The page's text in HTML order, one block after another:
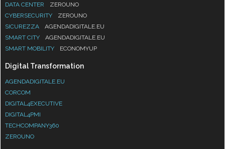
DATA CENTER
ZEROUNO
CYBERSECURITY
ZEROUNO
SICUREZZA
AGENDADIGITALE.EU
SMART CITY
AGENDADIGITALE.EU
SMART MOBILITY
ECONOMYUP
Digital Transformation
AGENDADIGITALE.EU
CORCOM
DIGITAL4EXECUTIVE
DIGITAL4PMI
TECHCOMPANY360
ZEROUNO